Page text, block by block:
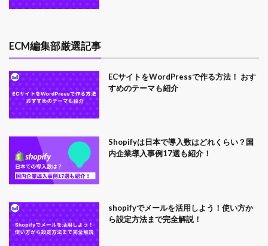
ECM編集部厳選記事
ECサイトをWordPressで作る方法！ おす
すめのテーマも紹介
Shopifyは日本で導入数はどれくらい？国
内企業導入事例17選も紹介！
shopifyでメールを活用しよう！使い方か
ら設定方法まで完全解説！